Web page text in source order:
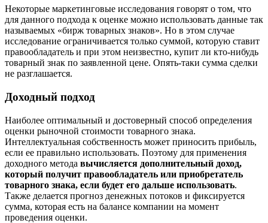
Некоторые маркетинговые исследования говорят о том, что
для данного подхода к оценке можно использовать данные так
называемых «бирж товарных знаков». Но в этом случае
исследование ограничивается только суммой, которую ставит
правообладатель и при этом неизвестно, купит ли кто-нибудь
товарный знак по заявленной цене. Опять-таки сумма сделки
не разглашается.
Доходный подход
Наиболее оптимальный и достоверный способ определения
оценки рыночной стоимости товарного знака.
Интеллектуальная собственность может приносить прибыль,
если ее правильно использовать. Поэтому для применения
доходного метода вычисляется дополнительный доход,
который получит правообладатель или приобретатель
товарного знака, если будет его дальше использовать.
Также делается прогноз денежных потоков и фиксируется
сумма, которая есть на балансе компании на момент
проведения оценки.